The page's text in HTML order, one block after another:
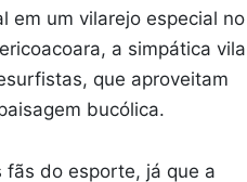
em um vilarejo especial no
a simpática vila
que aproveitam
bucólica.
fãs do esporte, já que a